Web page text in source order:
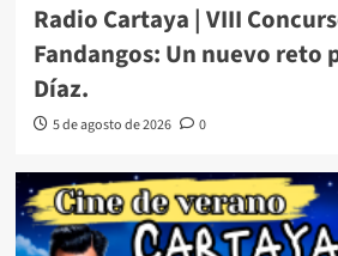
Radio Cartaya | VIII
Fandangos: Un nuevo reto
Díaz.
5 de agosto de 2026 0